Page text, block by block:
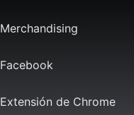
Merchandising
Facebook
Extensión de Chrome